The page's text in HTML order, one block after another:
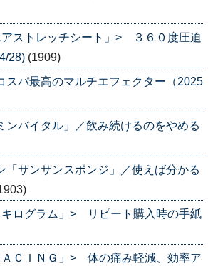
ストレッチシート」> ３６０度圧迫
28) (1909)
スパ最高のマルチエフェクター（2025
ンバイタル」／飲み続けるのをやめる
サンサンスポンジ」／使えば分かる
ログラム」> リピート購入時の手紙
ＣＩＮＧ」> 体の痛み軽減、効率ア